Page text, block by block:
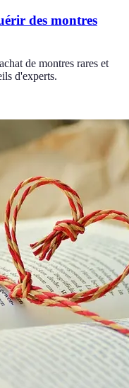
des montres
de montres rares et
d'experts.